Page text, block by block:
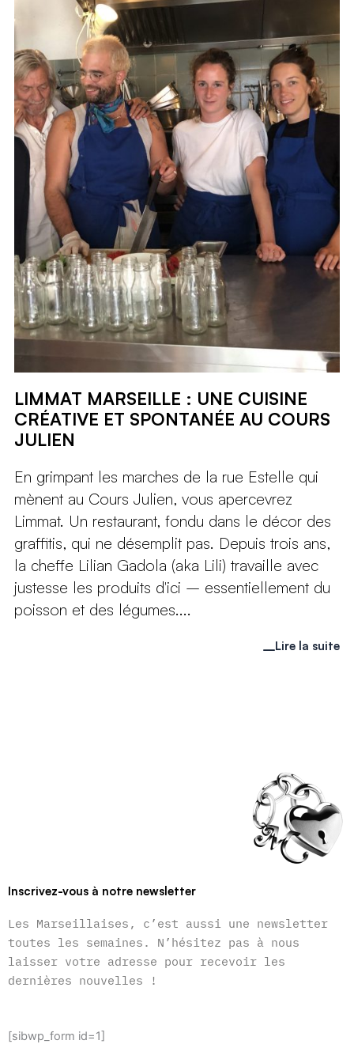
LIMMAT MARSEILLE : UNE CUISINE
CRÉATIVE ET SPONTANÉE AU COURS
JULIEN
En grimpant les marches de la rue Estelle qui
mènent au Cours Julien, vous apercevrez
Limmat. Un restaurant, fondu dans le décor des
graffitis, qui ne désemplit pas. Depuis trois ans,
la cheffe Lilian Gadola (aka Lili) travaille avec
justesse les produits d'ici – essentiellement du
poisson et des légumes....
Lire la suite
Inscrivez-vous à notre newsletter
Les Marseillaises, c’est aussi une newsletter
toutes les semaines. N’hésitez pas à nous
laisser votre adresse pour recevoir les
dernières nouvelles !
[sibwp_form id=1]